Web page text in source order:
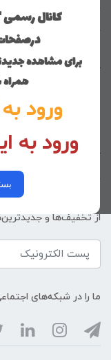
کانال
برای مشاهده
ورود
ورود به
خانه
کوچولوهای نی نی گلی
تماس با ما
کد پیگیری سفارشات
خرید عمده
از تخفیف‌ها و
ما را در شبکه‌های